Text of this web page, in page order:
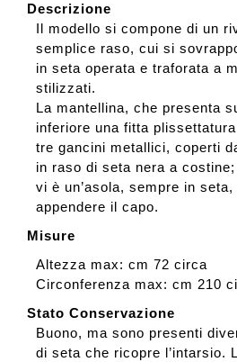
English
Descrizione
Il modello si compone di un
semplice raso, cui si
in seta operata e traforata a
stilizzati.
La mantellina, che presenta
inferiore una fitta
tre gancini metallici, coperti
in raso di seta nera a
vi è un’asola, sempre in
appendere il capo.
Misure
Altezza max: cm 72 circa
Circonferenza max: cm 210
Stato Conservazione
Buono, ma sono presenti
di seta che ricopre l’intarsio.